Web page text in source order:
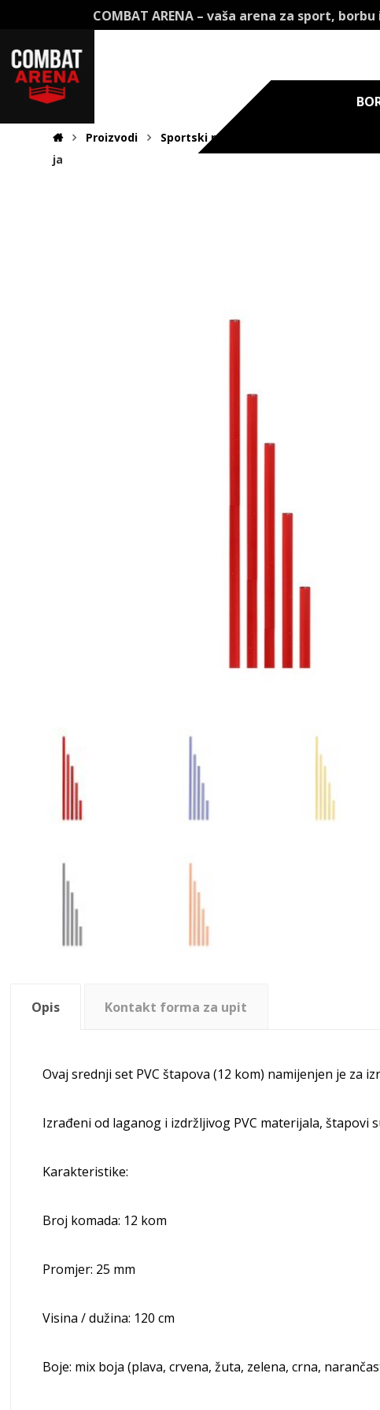
COMBAT ARENA – vaša arena za sport,
Proizvodi Sportski rekviziti
ja
Opis Kontakt forma za upit
Ovaj srednji set PVC štapova (12 kom) namijenjen je
Izrađeni od laganog i izdržljivog PVC materijala,
Karakteristike:
Broj komada: 12 kom
Promjer: 25 mm
Visina / dužina: 120 cm
Boje: mix boja (plava, crvena, žuta, zelena, crna,